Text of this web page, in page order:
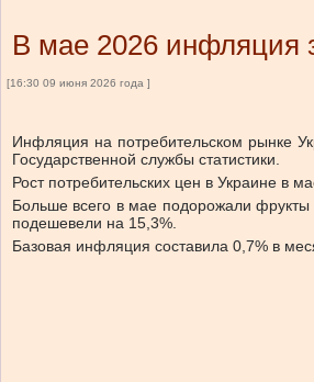
В мае 2026 инфляция
[16:30 09 июня 2026 года ]
Инфляция на потребительском рынке
Государственной службы статистики.
Рост потребительских цен в Украине в
Больше всего в мае подорожали
подешевели на 15,3%.
Базовая инфляция составила 0,7% в